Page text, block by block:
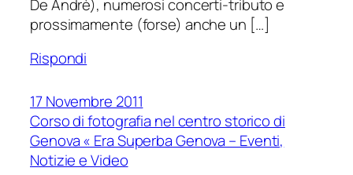
De Andrè), numerosi concerti-tributo e
prossimamente (forse) anche un […]
Rispondi
17 Novembre 2011
Corso di fotografia nel centro storico di
Genova « Era Superba Genova – Eventi,
Notizie e Video